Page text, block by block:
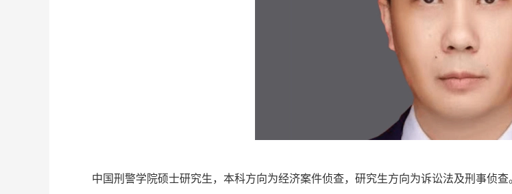
中国刑警学院硕士研究生，本科方向为经济案件侦查，研究生方向为诉讼法及刑事侦